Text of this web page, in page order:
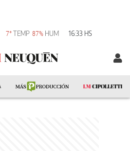
7° TEMP 87% HUM 16:33 HS